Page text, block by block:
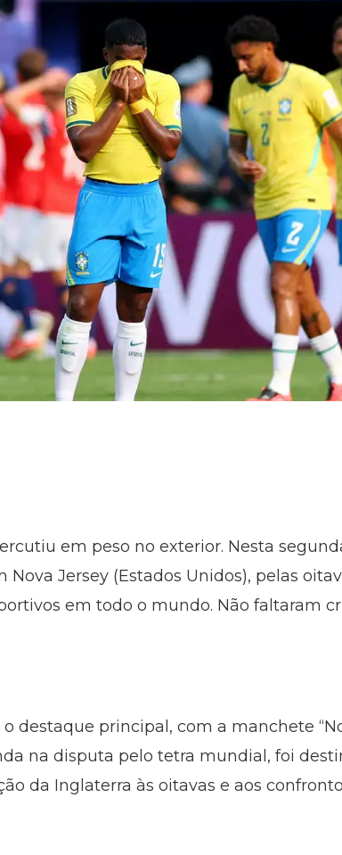
em peso no exterior. Nesta
Jersey (Estados Unidos), pelas
em todo o mundo. Não faltaram
destaque principal, com a manchete
na disputa pelo tetra mundial, foi
da Inglaterra às oitavas e aos